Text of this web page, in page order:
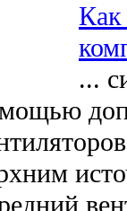
Как
...